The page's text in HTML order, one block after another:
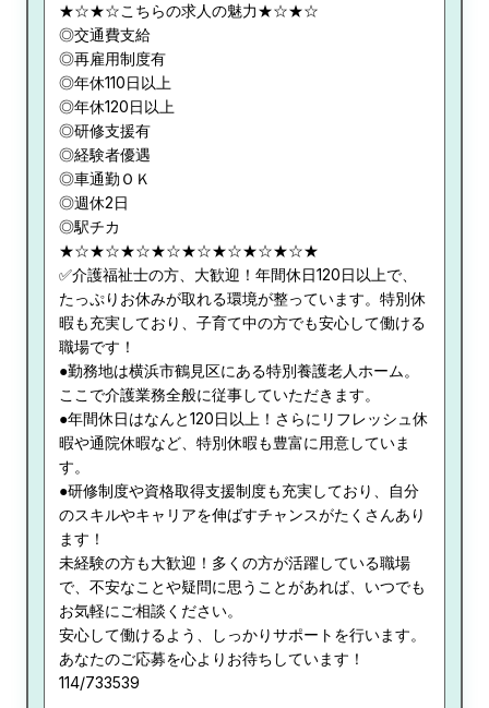
★☆★☆こちらの求人の魅力★☆★☆
◎交通費支給
◎再雇用制度有
◎年休110日以上
◎年休120日以上
◎研修支援有
◎経験者優遇
◎車通勤ＯＫ
◎週休2日
◎駅チカ
★☆★☆★☆★☆★☆★☆★☆★☆★
✅介護福祉士の方、大歓迎！年間休日120日以上で、
たっぷりお休みが取れる環境が整っています。特別休
暇も充実しており、子育て中の方でも安心して働ける
職場です！
●勤務地は横浜市鶴見区にある特別養護老人ホーム。
ここで介護業務全般に従事していただきます。
●年間休日はなんと120日以上！さらにリフレッシュ休
暇や通院休暇など、特別休暇も豊富に用意していま
す。
●研修制度や資格取得支援制度も充実しており、自分
のスキルやキャリアを伸ばすチャンスがたくさんあり
ます！
未経験の方も大歓迎！多くの方が活躍している職場
で、不安なことや疑問に思うことがあれば、いつでも
お気軽にご相談ください。
安心して働けるよう、しっかりサポートを行います。
あなたのご応募を心よりお待ちしています！
114/733539